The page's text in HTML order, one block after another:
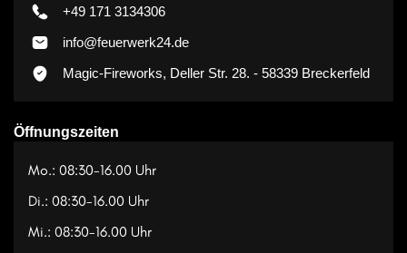
+49 171 3134306
info@feuerwerk24.de
Magic-Fireworks, Deller Str. 28. - 58339 Breckerfeld
Öffnungszeiten
Mo.: 08:30-16.00 Uhr
Di.: 08:30-16.00 Uhr
Mi.: 08:30-16.00 Uhr